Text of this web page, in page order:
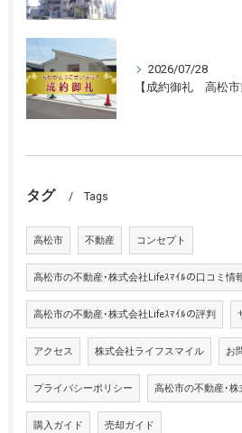
2026/07/28
タグ Tags
高松市 不動産 コンセプト
高松市の不動産･株式会社Lifeｽﾏｲﾙの口コミ情
高松市の不動産･株式会社Lifeｽﾏｲﾙの評判
アクセス 株式会社ライフスマイル お
プライバシーポリシー 高松市の不動産･
購入ガイド 売却ガイド